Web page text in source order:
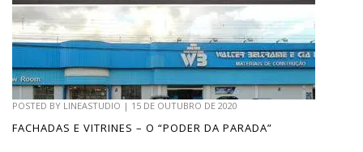
POSTED BY LINEASTUDIO | 15 DE OUTUBRO DE 2020
FACHADAS E VITRINES – O “PODER DA PARADA”